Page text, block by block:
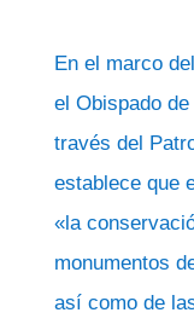
En el marco
el Obispado
través del
establece que
«la
monumentos
así como de